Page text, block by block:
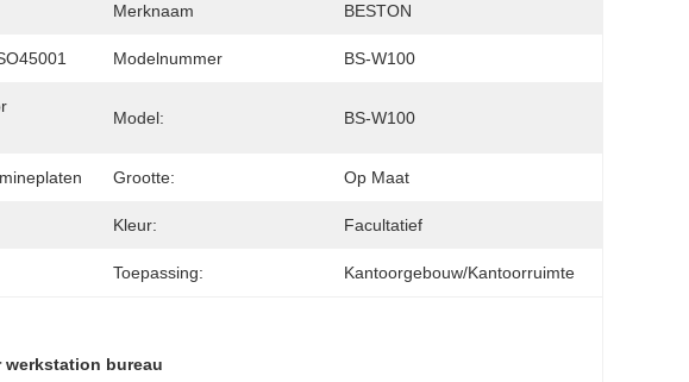
Merknaam BESTON
Modelnummer BS-W100
Model: BS-W100
Grootte: Op Maat
Kleur: Facultatief
Toepassing: Kantoorgebouw/kantoorruimte
bureau